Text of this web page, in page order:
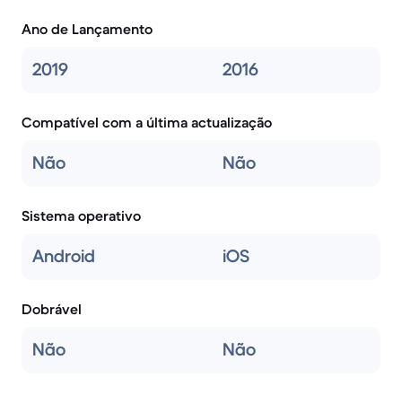
Ano de Lançamento
2019 2016
Compatível com a última actualização
Não Não
Sistema operativo
Android iOS
Dobrável
Não Não